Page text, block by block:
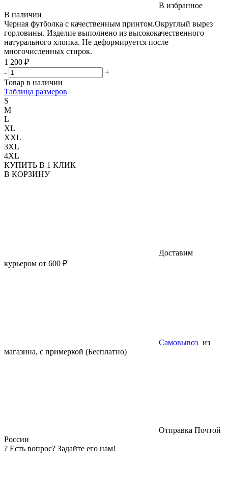
В избранное
В наличии
Черная футболка с качественным принтом.Округлый вырез
горловины. Изделие выполнено из высококачественного
натурального хлопка. Не деформируется после
многочисленных стирок.
1 200 ₽
-
+
Товар в наличии
Таблица размеров
S
M
L
XL
XXL
3XL
4XL
КУПИТЬ В 1 КЛИК
В КОРЗИНУ
Доставим
курьером от 600 ₽
Самовывоз из
магазина, с примеркой (Бесплатно)
Отправка Почтой
России
? Есть вопрос? Задайте его нам!